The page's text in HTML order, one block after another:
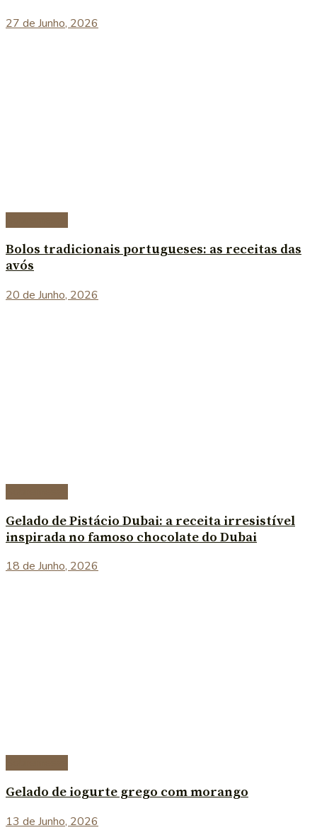
27 de Junho, 2026
Bolos tradicionais portugueses: as receitas das
avós
20 de Junho, 2026
Gelado de Pistácio Dubai: a receita irresistível
inspirada no famoso chocolate do Dubai
18 de Junho, 2026
Gelado de iogurte grego com morango
13 de Junho, 2026